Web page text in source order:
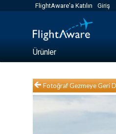
FlightAware'a Katılın Giriş
Ürünler
Fotoğraf Gezmeye Geri